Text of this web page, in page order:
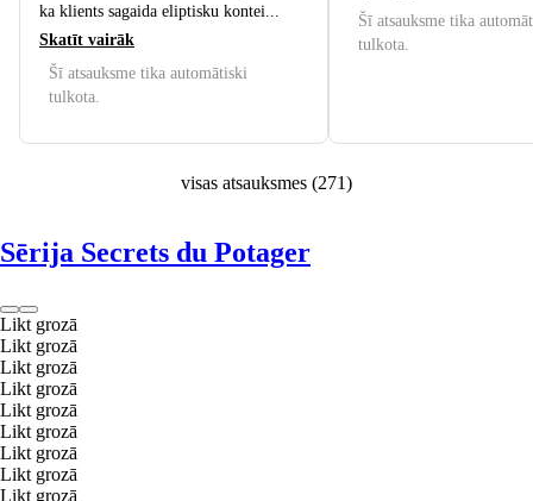
ka klients sagaida eliptisku kontei...
Skatīt vairāk
Šī atsauksme tika automātiski
tulkota.
Šī atsauksme tika
tulkota.
visas atsauksmes (271)
Sērija Secrets du Potager
Likt grozā
Likt grozā
Likt grozā
Likt grozā
Likt grozā
Likt grozā
Likt grozā
Likt grozā
Likt grozā